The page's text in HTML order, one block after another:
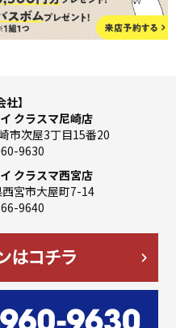
社】
クラスマ尼崎店
市次屋3丁目15番20
9630
クラスマ西宮店
宮市大屋町7-14
9640